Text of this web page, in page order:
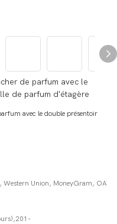
de parfum avec le
de parfum d'étagère
avec le double présentoir
Union, MoneyGram, OA